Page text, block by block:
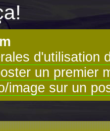
d'utilisation
un premier
image sur un